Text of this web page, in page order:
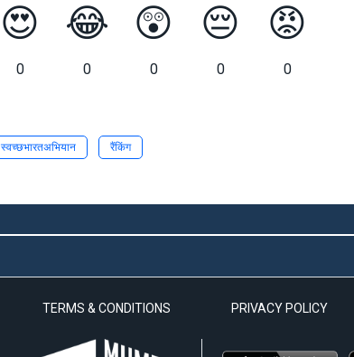
😍
0
😂
0
😲
0
😔
0
😡
0
स्वच्छभारतअभियान रैंकिंग
TERMS & CONDITIONS PRIVACY POLICY